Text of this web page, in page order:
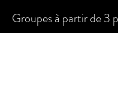
Groupes à partir de 3